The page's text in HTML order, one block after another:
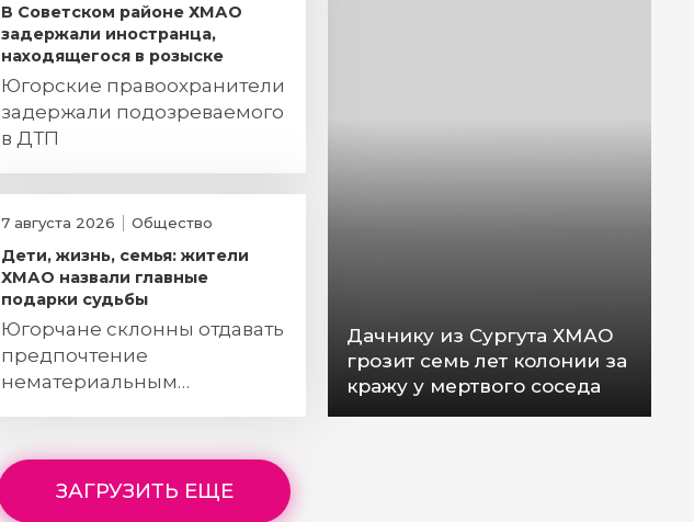
В Советском районе ХМАО
задержали иностранца,
находящегося в розыске
Югорские правоохранители
задержали подозреваемого
в ДТП
7 августа 2026 Общество
Дети, жизнь, семья: жители
ХМАО назвали главные
подарки судьбы
Югорчане склонны отдавать
предпочтение
нематериальным
Дачнику из Сургута ХМАО
грозит семь лет колонии за
кражу у мертвого соседа
ЗАГРУЗИТЬ ЕЩЕ